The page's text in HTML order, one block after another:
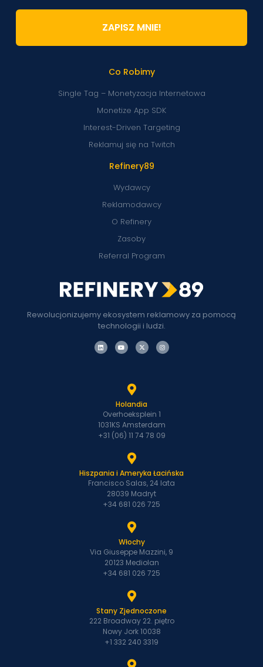
Rewolucjonizujemy ekosystem reklamowy za pomocą
technologii i ludzi.
Refinery89
Wydawcy
Reklamodawcy
O Refinery
Zasoby
Referral Program
Co Robimy
Single Tag – Monetyzacja Internetowa
Monetize App SDK
Interest-Driven Targeting
Reklamuj się na Twitch
ZAPISZ MNIE!
Holandia
Overhoeksplein 1
1031KS Amsterdam
+31 (06) 11 74 78 09
Hiszpania i Ameryka Łacińska
Francisco Salas, 24 lata
28039 Madryt
+34 681 026 725
Włochy
Via Giuseppe Mazzini, 9
20123 Mediolan
+34 681 026 725
Stany Zjednoczone
222 Broadway 22. piętro
Nowy Jork 10038
+1 332 240 3319